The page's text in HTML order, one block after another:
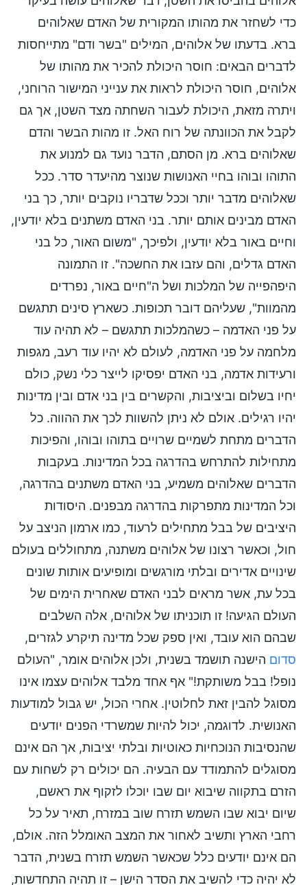
כדי לשחזר את מהותו המקורית של האדם שאלוהים
ברא. בדעתו של אלוהים, המילים "בשר ודם" מתייחסות
לדברים הבאים: חוסר היכולת להכיר את מהותו של
אלוהים, חוסר היכולת לראות את ענייני המישור הרוחני,
ויתרה מזאת, היכולת לעבור השחתה מצד השטן, אך גם
לקבל את הכוונתה של רוח האל. זו מהות הבשר והדם
שאלוהים ברא. מן הסתם, הדבר נועד גם למנוע את
התוהו ובוהו בחיי האנושות שנוצר מהיעדר סדר. ככל
שאלוהים מדבר יותר וככל שדבריו נוקבים יותר, כך בני
האדם מבינים אותם יותר. בני האדם משתנים בלא יודעין,
וחיים באור בלא יודעין, ולפיכך, "משום האור, כל בני
האדם גדלים, והם עזבו את החשכה". זו התמונה
היפהפייה של המלכות ושל ה"חיים באור, נפרדים
מהמוות", שעליהם דובר תכופות. כשארץ סינים תתגשם
על פני האדמה – כשהמלכות תתגשם – לא תהיה עוד
מלחמה על פני האדמה, לעולם לא יהיו עוד רעב, מגפות
ורעידות אדמה, בני האדם יפסיקו לייצר כלי נשק, כולם
יחיו בשלום וביציבות, והקשרים בין בני אדם ובין מדינות
יהיו רגילים. אולם לא ניתן להשוות לכך את ההווה. כל
הדברים מתחת לשמיים שרויים בתוהו ובוהו, והפיכות
מתחילות להתרחש בהדרגה בכל המדינות. בעקבות
הדברים שאלוהים משמיע, בני האדם משתנים בהדרגה,
וכל המדינות מתפרקות בהדרגה מבפנים. היסודות
היציבים של בבל מתחילים לרעוד, כמו ארמון הניצב על
חול, וכאשר רצונו של אלוהים משתנה, מתחוללים בעולם
שינויים אדירים ובלתי מורגשים ומופיעים אותות שונים
בכל עת, אשר מראים לבני האדם שאחרית הימים של
העולם הגיעה! זו תוכניתו של אלוהים, אלה השלבים
שבהם הוא עובד, ואין ספק שכל מדינה תיקרע לגזרים,
סדום הישנה תושמד בשנית, ולכן אלוהים אומר, "העולם
נופל! בבל משותקת!" אף אחד מלבד אלוהים עצמו אינו
מסוגל להבין זאת לחלוטין. אחרי הכול, יש גבול למודעות
האנושית. לדוגמה, יכול להיות שמשרדי הפנים יודעים
שהנסיבות הנוכחיות כאוטיות ובלתי יציבות, אך הם אינם
מסוגלים להתמודד עם הבעיה. הם יכולים רק לשחות עם
הזרם בתקווה שיבוא יום שבו יוכלו לזקוף את ראשם,
שיום יבוא שבו השמש תזרח שוב במזרח, תאיר על כל
רחבי הארץ ותשיב לאחור את המצב האומלל הזה. אולם,
הם אינם יודעים כלל שכאשר השמש תזרח בשנית, הדבר
לא יהיה כדי להשיב את הסדר הישן – זו תהיה התחדשות,